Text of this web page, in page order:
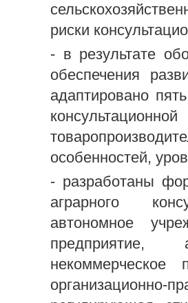
риски
- в результате
обеспечения
адаптировано
особенностей,
- разработаны
аграрного
автономное
предприятие,
некоммерческое